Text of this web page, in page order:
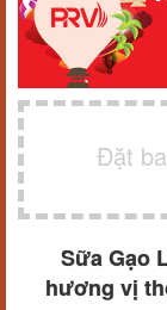
Đặt
Sữa Gạo
hương vị